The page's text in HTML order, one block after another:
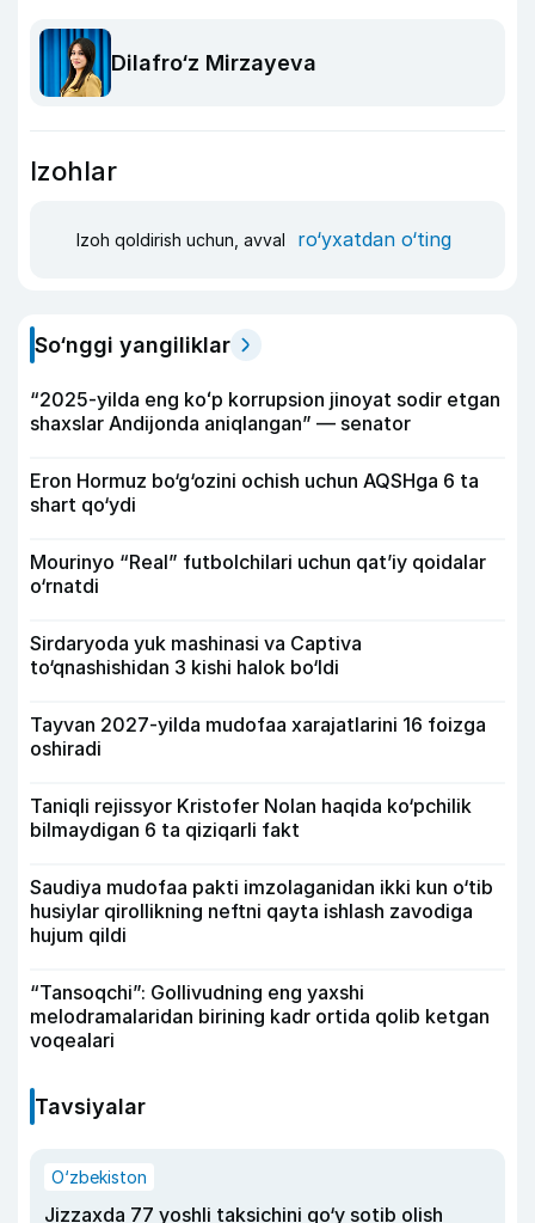
Dilafro‘z Mirzayeva
Izohlar
Izoh qoldirish uchun, avval ro‘yxatdan o‘ting
So‘nggi yangiliklar
“2025-yilda eng koʻp korrupsion jinoyat sodir etgan
shaxslar Andijonda aniqlangan” — senator
Eron Hormuz bo‘g‘ozini ochish uchun AQSHga 6 ta
shart qo‘ydi
Mourinyo “Real” futbolchilari uchun qat’iy qoidalar
o‘rnatdi
Sirdaryoda yuk mashinasi va Captiva
to‘qnashishidan 3 kishi halok bo‘ldi
Tayvan 2027-yilda mudofaa xarajatlarini 16 foizga
oshiradi
Taniqli rejissyor Kristofer Nolan haqida ko‘pchilik
bilmaydigan 6 ta qiziqarli fakt
Saudiya mudofaa pakti imzolaganidan ikki kun o‘tib
husiylar qirollikning neftni qayta ishlash zavodiga
hujum qildi
“Tansoqchi”: Gollivudning eng yaxshi
melodramalaridan birining kadr ortida qolib ketgan
voqealari
Tavsiyalar
O‘zbekiston
Jizzaxda 77 yoshli taksichini qo‘y sotib olish